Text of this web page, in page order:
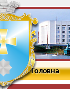
Головна